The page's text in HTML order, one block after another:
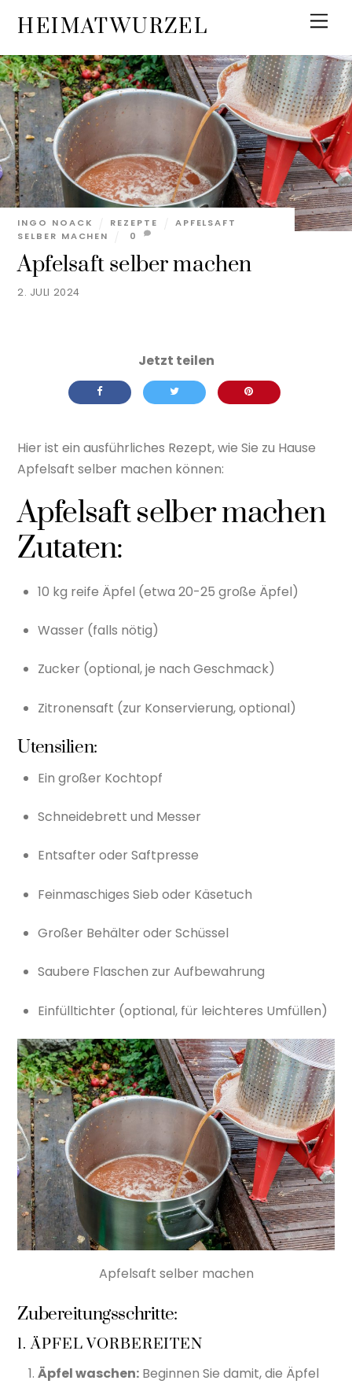
content
HEIMATWURZEL
2. JULI 2024
Apfelsaft selber machen
INGO NOACK REZEPTE
APFELSAFT
SELBER MACHEN
0
Hier ist ein ausführliches Rezept, wie Sie zu Hause
Apfelsaft selber machen können:
Apfelsaft selber machen
Zutaten:
10 kg reife Äpfel (etwa 20-25 große Äpfel)
Wasser (falls nötig)
Zucker (optional, je nach Geschmack)
Zitronensaft (zur Konservierung, optional)
Utensilien:
Ein großer Kochtopf
Schneidebrett und Messer
Entsafter oder Saftpresse
Feinmaschiges Sieb oder Käsetuch
Großer Behälter oder Schüssel
Saubere Flaschen zur Aufbewahrung
Einfülltichter (optional, für leichteres Umfüllen)
Apfelsaft selber machen
Zubereitungsschritte:
1. ÄPFEL VORBEREITEN
Äpfel waschen: Beginnen Sie damit, die Äpfel